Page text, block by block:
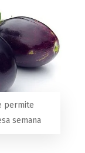
permite
semana